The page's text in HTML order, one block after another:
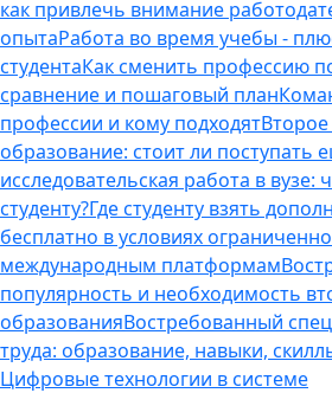
как привлечь внимание
опытаРабота во время учебы -
студентаКак сменить профессию
сравнение и пошаговый план
профессии и кому подходят
образование: стоит ли поступать
исследовательская работа в вузе:
студенту?Где студенту взять
бесплатно в условиях
международным платформам
популярность и необходимость
образованияВостребованный
труда: образование, навыки,
Цифровые технологии в системе